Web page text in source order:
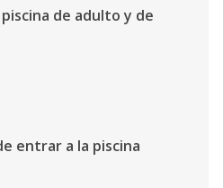
de adulto y de
entrar a la piscina